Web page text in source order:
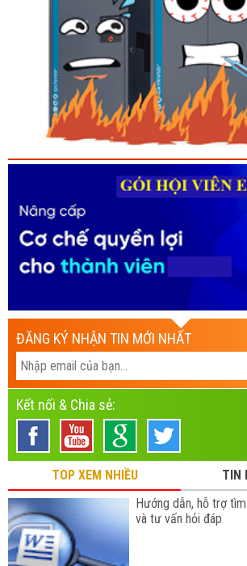
ĐĂNG KÝ NHẬN TIN MỚI NHẤT
Kết nối & Chia sẻ:
TOP XEM NHIỀU
TIN
Hướng dẫn, hỗ trợ
và tư vấn hỏi đáp